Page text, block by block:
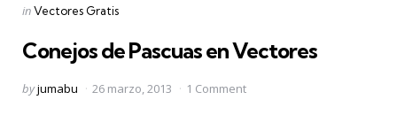
Categories
Posted
inVectores Gratis
Conejos de Pascuas en Vectores
Posted
byjumabu 26 marzo, 2013 1 Comment